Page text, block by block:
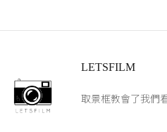
LETSFILM
取景框教會了我們